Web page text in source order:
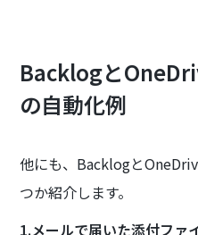
Backlogと
の自動化例
他にも、Backlogと
つか紹介します。
1.メールで届いた添付ファ